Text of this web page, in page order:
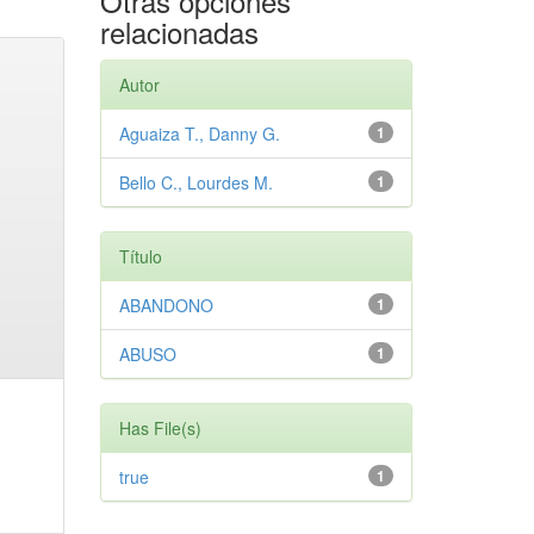
relacionadas
Autor
1
Aguaiza T., Danny G.
1
Bello C., Lourdes M.
Título
1
ABANDONO
1
ABUSO
Has File(s)
1
true